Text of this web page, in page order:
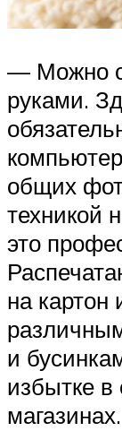
— Можно
руками.
общих
техникой
это
на картон
и
избытке
магазинах.